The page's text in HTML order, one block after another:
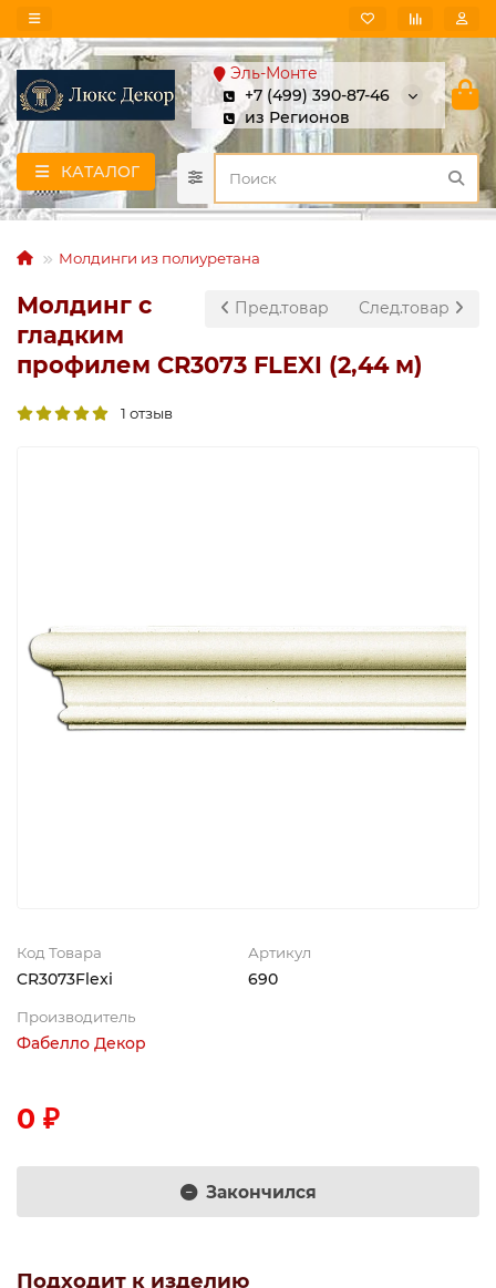
Эль-Монте
+7 (499) 390-87-46
из Регионов
КАТАЛОГ
Молдинги из полиуретана
Пред.товар След.товар
Молдинг с
гладким
профилем CR3073 FLEXI (2,44 м)
1 отзыв
Код Товара
CR3073Flexi
Артикул
690
Производитель
Фабелло Декор
0 ₽
Закончился
Подходит к изделию